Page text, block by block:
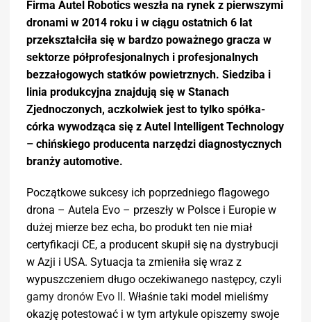
Firma Autel Robotics weszła na rynek z pierwszymi
dronami w 2014 roku i w ciągu ostatnich 6 lat
przekształciła się w bardzo poważnego gracza w
sektorze półprofesjonalnych i profesjonalnych
bezzałogowych statków powietrznych. Siedziba i
linia produkcyjna znajdują się w Stanach
Zjednoczonych, aczkolwiek jest to tylko spółka-
córka wywodząca się z Autel Intelligent Technology
– chińskiego producenta narzędzi diagnostycznych
branży automotive.
Początkowe sukcesy ich poprzedniego flagowego
drona – Autela Evo – przeszły w Polsce i Europie w
dużej mierze bez echa, bo produkt ten nie miał
certyfikacji CE, a producent skupił się na dystrybucji
w Azji i USA. Sytuacja ta zmieniła się wraz z
wypuszczeniem długo oczekiwanego następcy, czyli
gamy dronów Evo II. Właśnie taki model mieliśmy
okazję potestować i w tym artykule opiszemy swoje